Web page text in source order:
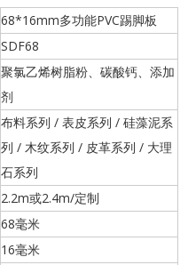
68*16mm多功能PVC踢脚板
SDF68
聚氯乙烯树脂粉、碳酸钙、添加
剂
布料系列 / 表皮系列 / 硅藻泥系
列 / 木纹系列 / 皮革系列 / 大理
石系列
2.2m或2.4m/定制
68毫米
16毫米